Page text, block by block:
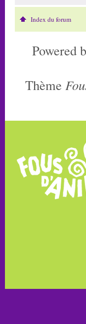
Index du forum
Powered
Thème